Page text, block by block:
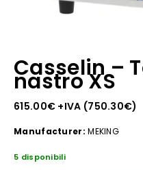
Casselin –
nastro XS
615.00€ +IVA (750.30€)
Manufacturer: MEKING
5 disponibili